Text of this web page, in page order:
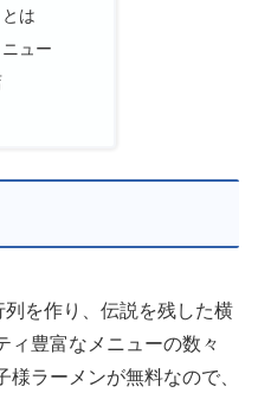
とは
ュー
を作り、伝説を残した横
ィ豊富なメニューの数々
ラーメンが無料なので、